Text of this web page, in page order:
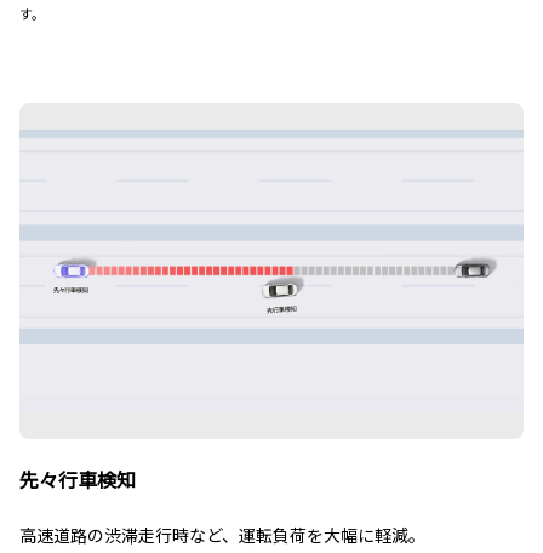
す。
先々行車検知
高速道路の渋滞走行時など、運転負荷を大幅に軽減。